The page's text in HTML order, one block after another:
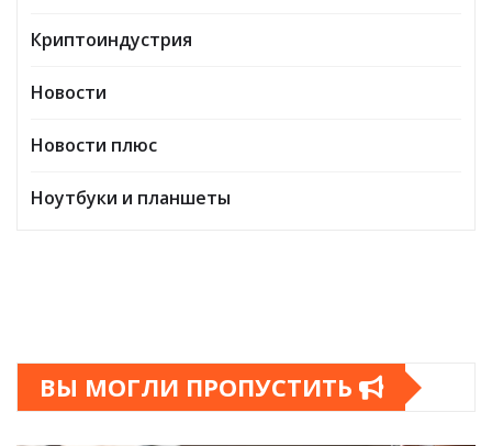
Криптоиндустрия
Новости
Новости плюс
Ноутбуки и планшеты
ВЫ МОГЛИ ПРОПУСТИТЬ